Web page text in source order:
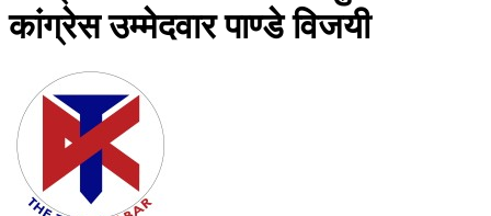
कांग्रेस उम्‍मेदवार पाण्‍डे विजयी